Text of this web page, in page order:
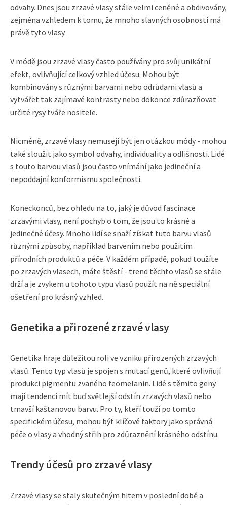
odvahy. Dnes jsou zrzavé vlasy stále velmi ceněné a obdivovány,
zejména vzhledem k tomu, že mnoho slavných osobností má
právě tyto vlasy.
V módě jsou zrzavé vlasy často používány pro svůj unikátní
efekt, ovlivňující celkový vzhled účesu. Mohou být
kombinovány s různými barvami nebo odrůdami vlasů a
vytvářet tak zajímavé kontrasty nebo dokonce zdůrazňovat
určité rysy tváře nositele.
Nicméně, zrzavé vlasy nemusejí být jen otázkou módy - mohou
také sloužit jako symbol odvahy, individuality a odlišnosti. Lidé
s touto barvou vlasů jsou často vnímání jako jedineční a
nepoddajní konformismu společnosti.
Koneckonců, bez ohledu na to, jaký je důvod fascinace
zrzavými vlasy, není pochyb o tom, že jsou to krásné a
jedinečné účesy. Mnoho lidí se snaží získat tuto barvu vlasů
různými způsoby, například barvením nebo použitím
přírodních produktů a péče. V každém případě, pokud toužíte
po zrzavých vlasech, máte štěstí - trend těchto vlasů se stále
drží a je zvykem u tohoto typu vlasů použít na ně speciální
ošetření pro krásný vzhled.
Genetika a přirozené zrzavé vlasy
Genetika hraje důležitou roli ve vzniku přirozených zrzavých
vlasů. Tento typ vlasů je spojen s mutací genů, které ovlivňují
produkci pigmentu zvaného feomelanin. Lidé s těmito geny
mají tendenci mít buď světlejší odstín zrzavých vlasů nebo
tmavší kaštanovou barvu. Pro ty, kteří touží po tomto
specifickém účesu, mohou být klíčové faktory jako správná
péče o vlasy a vhodný střih pro zdůraznění krásného odstínu.
Trendy účesů pro zrzavé vlasy
Zrzavé vlasy se staly skutečným hitem v poslední době a